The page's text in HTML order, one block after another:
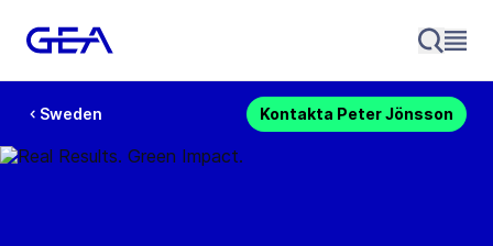
Sweden Kontakta Peter Jönsson